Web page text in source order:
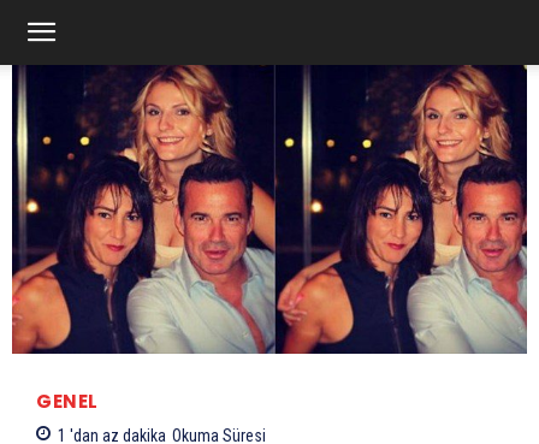
GENEL
1 'dan az dakika Okuma Süresi